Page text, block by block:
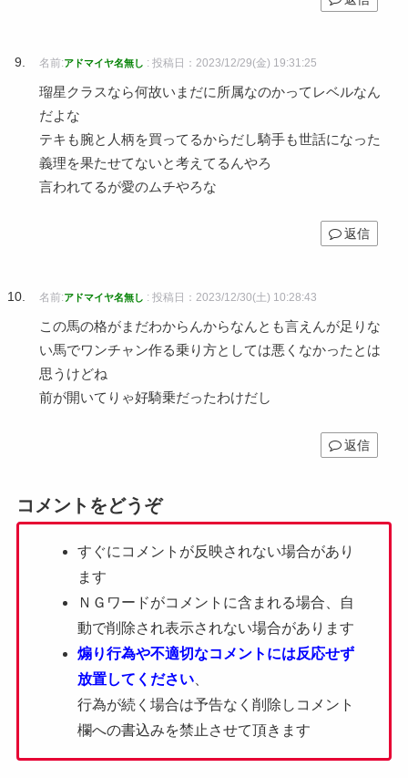
名前:アドマイヤ名無し : 投稿日：2023/12/29(金) 19:31:25
瑠星クラスなら何故いまだに所属なのかってレベルなん
だよな
テキも腕と人柄を買ってるからだし騎手も世話になった
義理を果たせてないと考えてるんやろ
言われてるが愛のムチやろな
返信
名前:アドマイヤ名無し : 投稿日：2023/12/30(土) 10:28:43
この馬の格がまだわからんからなんとも言えんが足りな
い馬でワンチャン作る乗り方としては悪くなかったとは
思うけどね
前が開いてりゃ好騎乗だったわけだし
返信
コメントをどうぞ
すぐにコメントが反映されない場合があり
ます
ＮＧワードがコメントに含まれる場合、自
動で削除され表示されない場合があります
煽り行為や不適切なコメントには反応せず
放置してください
行為が続く場合は予告なく削除しコメント
欄への書込みを禁止させて頂きます